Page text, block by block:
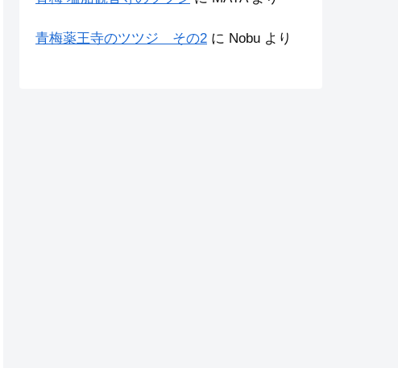
青梅薬王寺のツツジ その2 に Nobu より